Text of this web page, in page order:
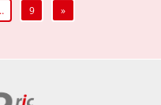
9 »